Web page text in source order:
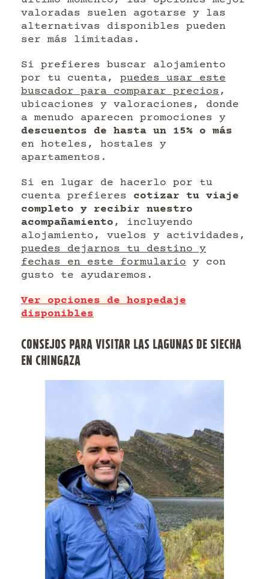
valoradas suelen agotarse y las
alternativas disponibles pueden
ser más limitadas.
Si prefieres buscar alojamiento
por tu cuenta, puedes usar este
buscador para comparar precios,
ubicaciones y valoraciones, donde
a menudo aparecen promociones y
descuentos de hasta un 15% o más
en hoteles, hostales y
apartamentos.
Si en lugar de hacerlo por tu
cuenta prefieres cotizar tu viaje
completo y recibir nuestro
acompañamiento , incluyendo
alojamiento, vuelos y actividades,
puedes dejarnos tu destino y
fechas en este formulario y con
gusto te ayudaremos.
Ver opciones de hospedaje
disponibles
CONSEJOS PARA VISITAR LAS LAGUNAS DE SIECHA
EN CHINGAZA